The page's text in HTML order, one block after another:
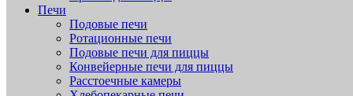
Печи
Подовые печи
Ротационные печи
Подовые печи для пиццы
Конвейерные печи для пиццы
Расстоечные камеры